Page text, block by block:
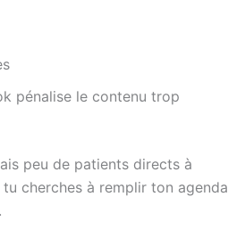
pénalise le contenu trop
peu de patients directs à
cherches à remplir ton agenda